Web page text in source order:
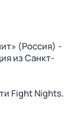
(Россия) -
из Санкт-
Fight Nights.